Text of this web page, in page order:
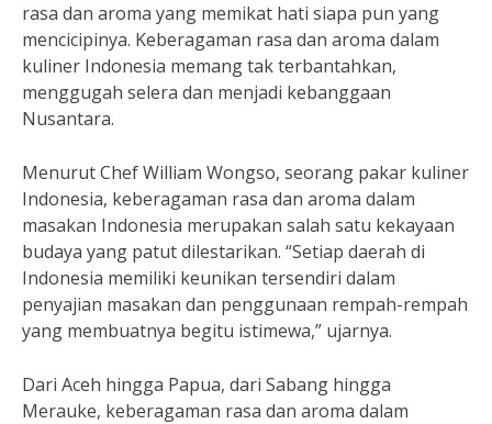
rasa dan aroma yang memikat hati siapa pun yang
mencicipinya. Keberagaman rasa dan aroma dalam
kuliner Indonesia memang tak terbantahkan,
menggugah selera dan menjadi kebanggaan
Nusantara.
Menurut Chef William Wongso, seorang pakar kuliner
Indonesia, keberagaman rasa dan aroma dalam
masakan Indonesia merupakan salah satu kekayaan
budaya yang patut dilestarikan. “Setiap daerah di
Indonesia memiliki keunikan tersendiri dalam
penyajian masakan dan penggunaan rempah-rempah
yang membuatnya begitu istimewa,” ujarnya.
Dari Aceh hingga Papua, dari Sabang hingga
Merauke, keberagaman rasa dan aroma dalam